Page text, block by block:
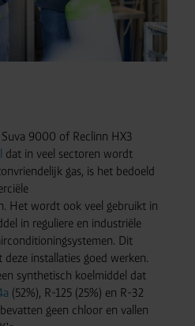
9000 of Reclinn HX3
dat in veel sectoren wordt
gas, is het bedoeld
Het wordt ook veel gebruikt in
in reguliere en industriële
Dit
installaties goed werken.
synthetisch koelmiddel dat
(52%), R-125 (25%) en R-32
geen chloor en vallen